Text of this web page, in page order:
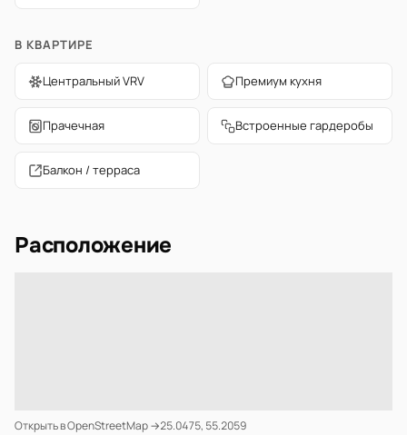
В КВАРТИРЕ
Центральный VRV Премиум кухня
Прачечная Встроенные гардеробы
Балкон / терраса
Расположение
Открыть в OpenStreetMap →25.0475, 55.2059